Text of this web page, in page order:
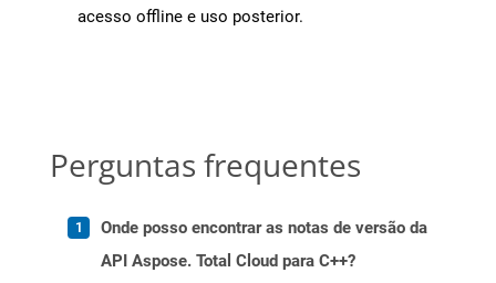
acesso offline e uso posterior.
Perguntas frequentes
Onde posso encontrar as notas de versão da
API Aspose. Total Cloud para C++?